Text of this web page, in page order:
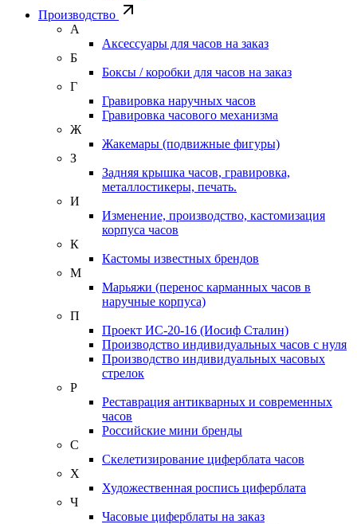
Производство
А
Аксессуары для часов на заказ
Б
Боксы / коробки для часов на заказ
Г
Гравировка наручных часов
Гравировка часового механизма
Ж
Жакемары (подвижные фигуры)
З
Задняя крышка часов, гравировка,
металлостикеры, печать.
И
Изменение, производство, кастомизация
корпуса часов
К
Кастомы известных брендов
М
Марьяжи (перенос карманных часов в
наручные корпуса)
П
Проект ИС-20-16 (Иосиф Сталин)
Производство индивидуальных часов с нуля
Производство индивидуальных часовых
стрелок
Р
Реставрация антикварных и современных
часов
Российские мини бренды
С
Скелетизирование циферблата часов
Х
Художественная роспись циферблата
Ч
Часовые циферблаты на заказ